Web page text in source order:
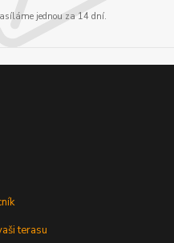
jednou za 14 dní.
terasu